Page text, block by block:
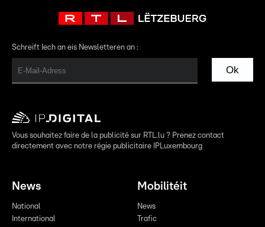
Schreift Iech an eis Newsletteren an :
Ok
Vous souhaitez faire de la publicité sur RTL.lu ? Prenez contact
directement avec notre régie publicitaire IPLuxembourg
News
National
International
Mobilitéit
News
Trafic